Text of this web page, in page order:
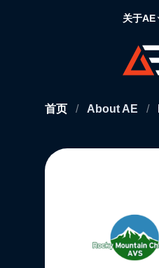
关于AE
首页 / About AE /